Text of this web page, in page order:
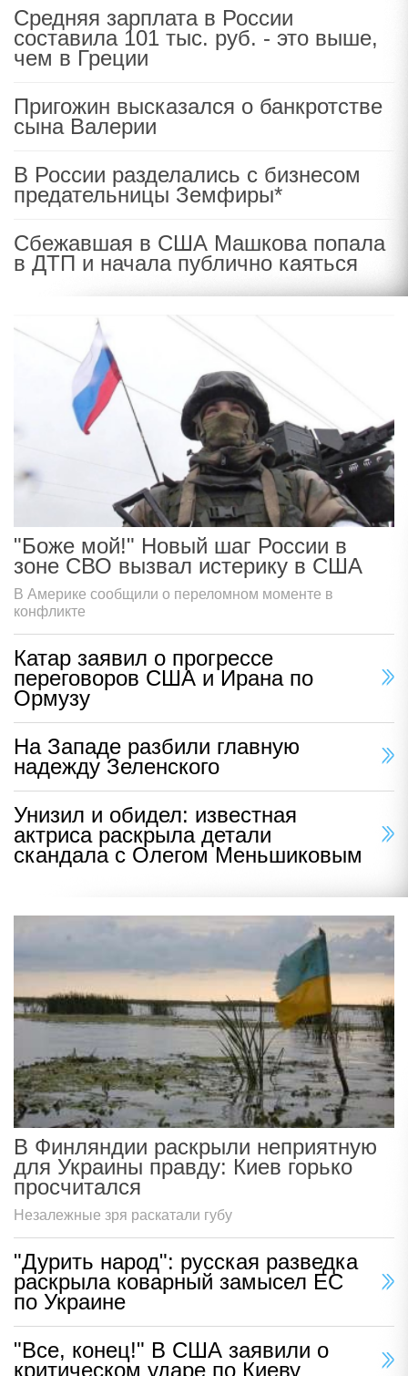
Средняя зарплата в России
составила 101 тыс. руб. - это выше,
чем в Греции
Пригожин высказался о банкротстве
сына Валерии
В России разделались с бизнесом
предательницы Земфиры*
Сбежавшая в США Машкова попала
в ДТП и начала публично каяться
"Боже мой!" Новый шаг России в
зоне СВО вызвал истерику в США
В Америке сообщили о переломном моменте в
конфликте
Катар заявил о прогрессе
переговоров США и Ирана по
Ормузу
На Западе разбили главную
надежду Зеленского
Унизил и обидел: известная
актриса раскрыла детали
скандала с Олегом Меньшиковым
В Финляндии раскрыли неприятную
для Украины правду: Киев горько
просчитался
Незалежные зря раскатали губу
"Дурить народ": русская разведка
раскрыла коварный замысел ЕС
по Украине
"Все, конец!" В США заявили о
критическом ударе по Киеву